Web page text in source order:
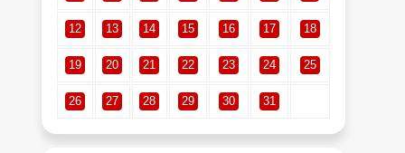
12 13 14 15 16 17 18
19 20 21 22 23 24 25
26 27 28 29 30 31